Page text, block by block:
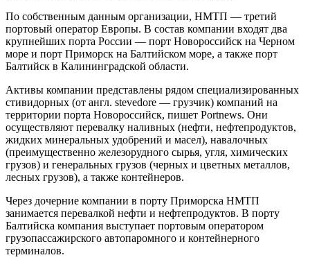
По собственным данным организации, НМТП — третий
портовый оператор Европы. В состав компании входят два
крупнейших порта России — порт Новороссийск на Черном
море и порт Приморск на Балтийском море, а также порт
Балтийск в Калининградской области.
Активы компании представлены рядом специализированных
стивидорных (от англ. stevedore — грузчик) компаний на
территории порта Новороссийск, пишет Portnews. Они
осуществляют перевалку наливных (нефти, нефтепродуктов,
жидких минеральных удобрений и масел), навалочных
(преимущественно железорудного сырья, угля, химических
грузов) и генеральных грузов (черных и цветных металлов,
лесных грузов), а также контейнеров.
Через дочерние компании в порту Приморска НМТП
занимается перевалкой нефти и нефтепродуктов. В порту
Балтийска компания выступает портовым оператором
грузопассажирского автопаромного и контейнерного
терминалов.